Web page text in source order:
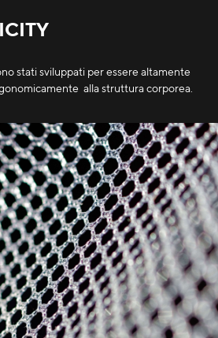
stati sviluppati per essere altamente
alla struttura corporea.